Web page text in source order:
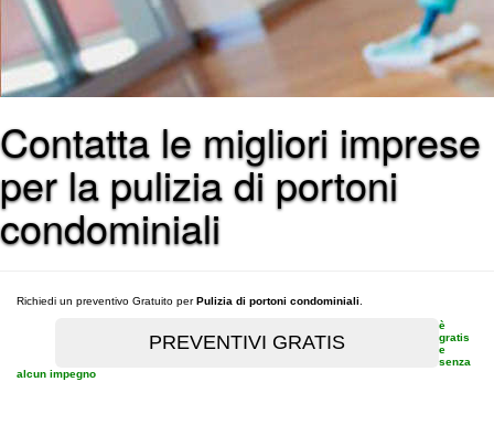
Contatta le migliori imprese
per la pulizia di portoni
condominiali
Richiedi un preventivo Gratuito perPulizia di portoni condominiali
è
gratis
e
senza
alcun impegno